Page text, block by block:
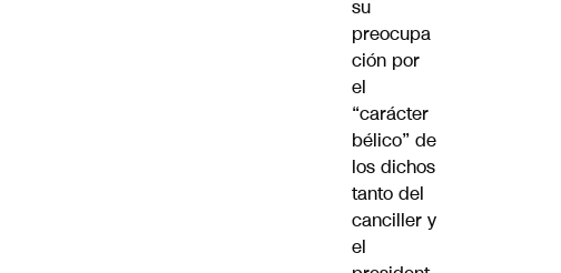
su
preocupa
ción por
el
“carácter
bélico” de
los dichos
tanto del
canciller y
el